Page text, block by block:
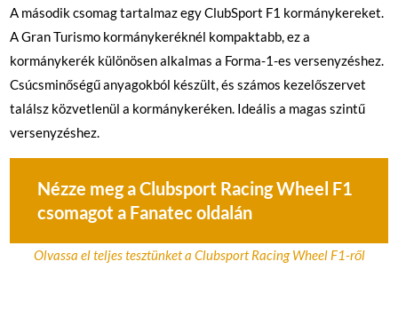
A második csomag tartalmaz egy ClubSport F1 kormánykereket.
A Gran Turismo kormánykeréknél kompaktabb, ez a
kormánykerék különösen alkalmas a Forma-1-es versenyzéshez.
Csúcsminőségű anyagokból készült, és számos kezelőszervet
találsz közvetlenül a kormánykeréken. Ideális a magas szintű
versenyzéshez.
Nézze meg a Clubsport Racing Wheel F1
csomagot a Fanatec oldalán
Olvassa el teljes tesztünket a Clubsport Racing Wheel F1-ről